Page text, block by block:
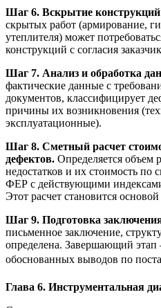
Шаг 6. Вскрытие
скрытых работ (армирование,
утеплителя) может
конструкций с согласия
Шаг 7. Анализ и обработка
фактические данные с
документов, классифицирует
причины их возникновения
эксплуатационные).
Шаг 8. Сметный расчет
дефектов. Определяется объем
недостатков и их стоимость
ФЕР с действующими
Этот расчет становится
Шаг 9. Подготовка
письменное заключение,
определена. Завершающий
обоснованных выводов по
Глава 6. Инструментальная